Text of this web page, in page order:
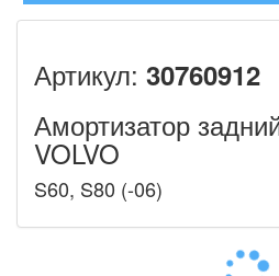
Артикул: 30760912
Амортизатор
VOLVO
S60, S80 (-06)